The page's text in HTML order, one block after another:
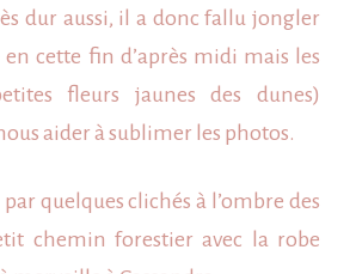
dur aussi, il a donc fallu jongler
cette fin d’après midi mais les
fleurs jaunes des dunes)
aider à sublimer les photos.
quelques clichés à l’ombre des
chemin forestier avec la robe